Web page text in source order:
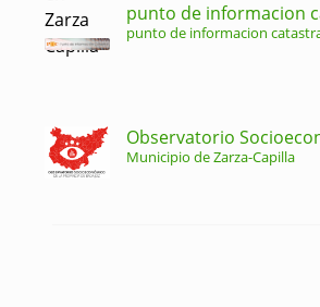
punto de informacion
punto de informacion
Observatorio
Municipio de Zarza-Capilla